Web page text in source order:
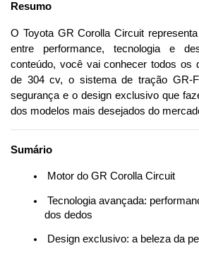
Resumo
O Toyota GR Corolla Circuit
entre performance, tecnologia e
conteúdo, você vai conhecer todos os
de 304 cv, o sistema de tração GR-
segurança e o design exclusivo que
dos modelos mais desejados do
Sumário
Motor do GR Corolla Circuit
Tecnologia avançada:
dos dedos
Design exclusivo: a beleza da